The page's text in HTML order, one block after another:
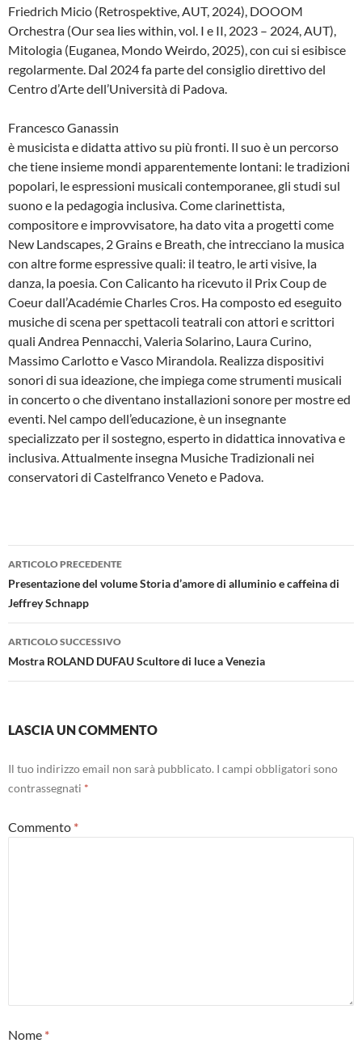
Friedrich Micio (Retrospektive, AUT, 2024), DOOOM
Orchestra (Our sea lies within, vol. I e II, 2023 – 2024, AUT),
Mitologia (Euganea, Mondo Weirdo, 2025), con cui si esibisce
regolarmente. Dal 2024 fa parte del consiglio direttivo del
Centro d’Arte dell’Università di Padova.
Francesco Ganassin
è musicista e didatta attivo su più fronti. Il suo è un percorso
che tiene insieme mondi apparentemente lontani: le tradizioni
popolari, le espressioni musicali contemporanee, gli studi sul
suono e la pedagogia inclusiva. Come clarinettista,
compositore e improvvisatore, ha dato vita a progetti come
New Landscapes, 2 Grains e Breath, che intrecciano la musica
con altre forme espressive quali: il teatro, le arti visive, la
danza, la poesia. Con Calicanto ha ricevuto il Prix Coup de
Coeur dall’Académie Charles Cros. Ha composto ed eseguito
musiche di scena per spettacoli teatrali con attori e scrittori
quali Andrea Pennacchi, Valeria Solarino, Laura Curino,
Massimo Carlotto e Vasco Mirandola. Realizza dispositivi
sonori di sua ideazione, che impiega come strumenti musicali
in concerto o che diventano installazioni sonore per mostre ed
eventi. Nel campo dell’educazione, è un insegnante
specializzato per il sostegno, esperto in didattica innovativa e
inclusiva. Attualmente insegna Musiche Tradizionali nei
conservatori di Castelfranco Veneto e Padova.
Navigazione
articolo
ARTICOLO PRECEDENTE
Presentazione del volume Storia d’amore di alluminio e caffeina di
Jeffrey Schnapp
ARTICOLO SUCCESSIVO
Mostra ROLAND DUFAU Scultore di luce a Venezia
LASCIA UN COMMENTO
Il tuo indirizzo email non sarà pubblicato. I campi obbligatori sono
contrassegnati *
Commento *
Nome *